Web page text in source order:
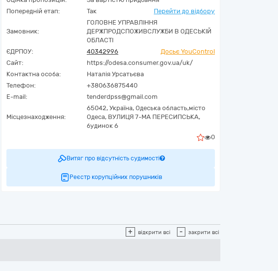
Попередній етап:
Так Перейти до відбору
Замовник:
ГОЛОВНЕ УПРАВЛІННЯ
ДЕРЖПРОДСПОЖИВСЛУЖБИ В ОДЕСЬКІЙ
ОБЛАСТІ
ЄДРПОУ:
40342996
Досьє YouControl
Сайт:
https://odesa.consumer.gov.ua/uk/
Контактна особа:
Наталія Урсатьєва
Телефон:
+380636875440
E-mail:
tenderdpss@gmail.com
Місцезнаходження:
65042, Україна, Одеська область,місто
Одеса, ВУЛИЦЯ 7-МА ПЕРЕСИПСЬКА,
будинок 6
0
Витяг про відсутність судимості
Реєстр корупційних порушників
+ відкрити всі - закрити всі